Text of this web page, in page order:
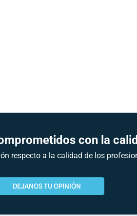
con la
respecto a la calidad de los
DEJANOS TU OPINIÓN